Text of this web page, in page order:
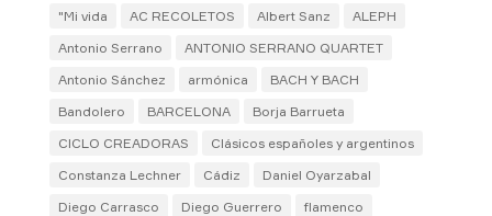
"Mi vida AC RECOLETOS Albert Sanz
ALEPH
Antonio Serrano
ANTONIO SERRANO QUARTET
Antonio Sánchez
armónica
BACH Y BACH
Bandolero
BARCELONA
Borja Barrueta
CICLO CREADORAS
Clásicos españoles y argentinos
Constanza Lechner
Cádiz
Daniel Oyarzabal
Diego Carrasco
Diego Guerrero
flamenco